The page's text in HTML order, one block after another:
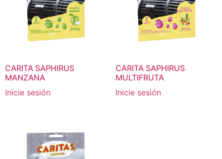
CARITA SAPHIRUS
MANZANA
Inicie sesión
CARITA SAPHIRUS
MULTIFRUTA
Inicie sesión